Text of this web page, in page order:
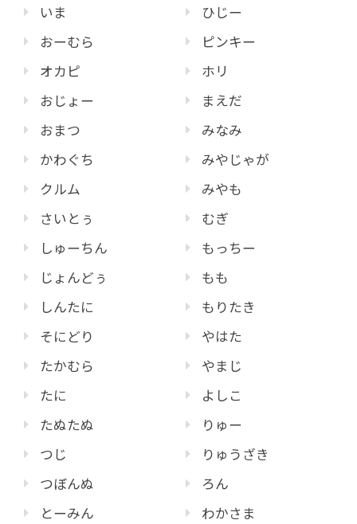
いま
おーむら
オカピ
おじょー
おまつ
かわぐち
クルム
さいとぅ
しゅーちん
じょんどぅ
しんたに
そにどり
たかむら
たに
たぬたぬ
つじ
つぼんぬ
とーみん
ひじー
ピンキー
ホリ
まえだ
みなみ
みやじゃが
みやも
むぎ
もっちー
もも
もりたき
やはた
やまじ
よしこ
りゅー
りゅうざき
ろん
わかさま